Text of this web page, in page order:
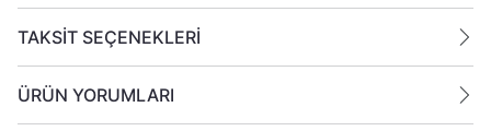
TAKSİT SEÇENEKLERİ
ÜRÜN YORUMLARI